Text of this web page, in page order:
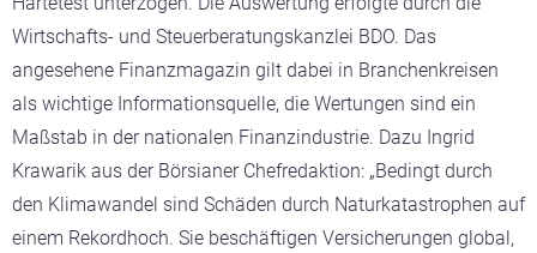
Wirtschafts- und Steuerberatungskanzlei BDO. Das
angesehene Finanzmagazin gilt dabei in Branchenkreisen
als wichtige Informationsquelle, die Wertungen sind ein
Maßstab in der nationalen Finanzindustrie. Dazu Ingrid
Krawarik aus der Börsianer Chefredaktion: „Bedingt durch
den Klimawandel sind Schäden durch Naturkatastrophen auf
einem Rekordhoch. Sie beschäftigen Versicherungen global,